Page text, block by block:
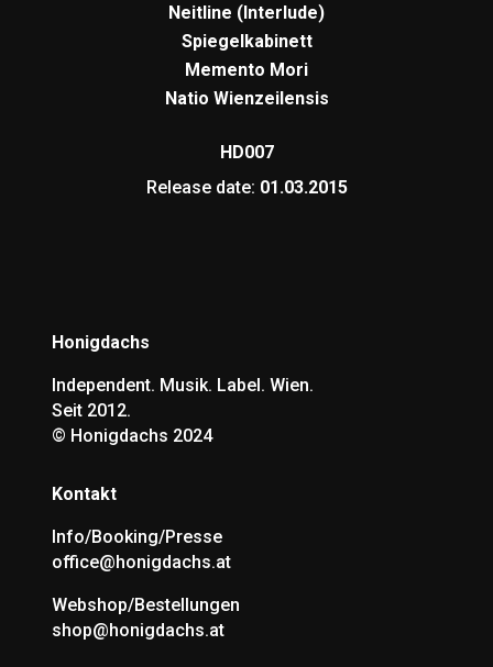
Neitline (Interlude)
Spiegelkabinett
Memento Mori
Natio Wienzeilensis
HD007
Release date: 01.03.2015
Honigdachs
Independent. Musik. Label. Wien.
Seit 2012.
© Honigdachs 2024
Kontakt
Info/Booking/Presse
office@honigdachs.at
Webshop/Bestellungen
shop@honigdachs.at